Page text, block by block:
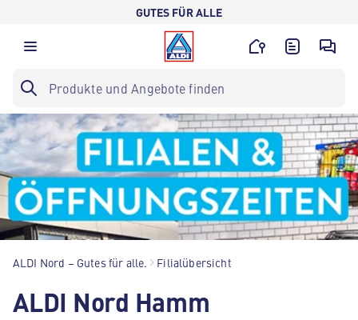
GUTES FÜR ALLE
ALDI Nord – Gutes für alle. Filialübersicht
ALDI Nord Hamm